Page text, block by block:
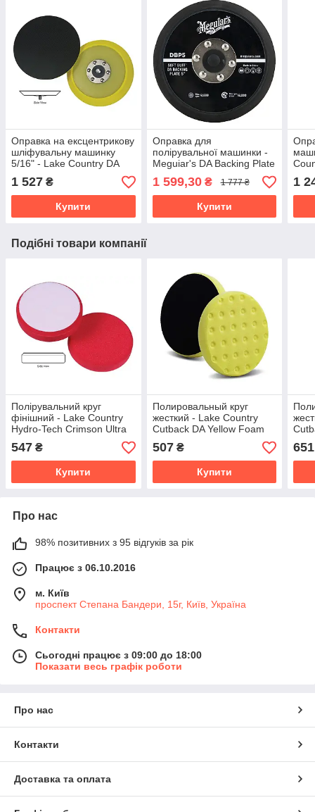
Оправка на ексцентрикову
шліфувальну машинку
5/16" - Lake Country DA
Backing Plates Yellow
Urethane 125 мм
1 527 ₴
Купити
Оправка для
полірувальної машинки -
Meguiar's DA Backing Plate
127 мм. 5" чорна (DBP5)
1 599,30₴ 1 777 ₴
Купити
125
1
Подібні товари компанії
Полірувальний круг
фінішний - Lake Country
Hydro-Tech Crimson Ultra
(H2O-1155-130MM)
547 ₴
Купити
Полировальный круг
жесткий - Lake Country
Сutback DA Yellow Foam
130MМ)
507₴
Купити
651
Про нас
98% позитивних з 95 відгуків за рік
Працює з 06.10.2016
м. Київ
проспект Степана Бандери, 15г, Київ, Україна
Контакти
Сьогодні працює з 09:00 до 18:00
Показати весь графік роботи
Про нас
Контакти
Доставка та оплата